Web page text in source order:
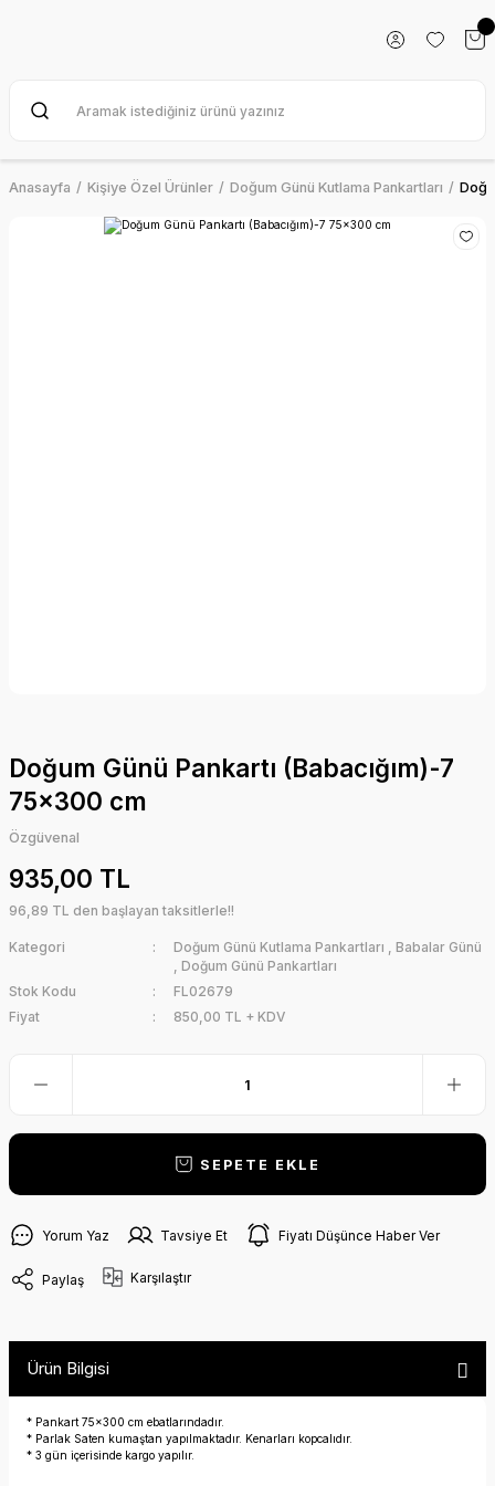
Anasayfa Kişiye Özel Ürünler Doğum Günü Kutlama Pankartları
Doğum Günü Pankartı (Babacığım)-7
75x300 cm
Özgüvenal
935,00 TL
96,89 TL den başlayan taksitlerle!!
Kategori Doğum Günü Kutlama Pankartları , Babalar Günü
, Doğum Günü Pankartları
Stok Kodu
FL02679
Fiyat
850,00 TL + KDV
SEPETE EKLE
Yorum Yaz Tavsiye Et Fiyatı Düşünce Haber Ver
Paylaş Karşılaştır
Ürün Bilgisi
* Pankart 75x300 cm ebatlarındadır.
* Parlak Saten kumaştan yapılmaktadır. Kenarları kopcalıdır.
* 3 gün içerisinde kargo yapılır.